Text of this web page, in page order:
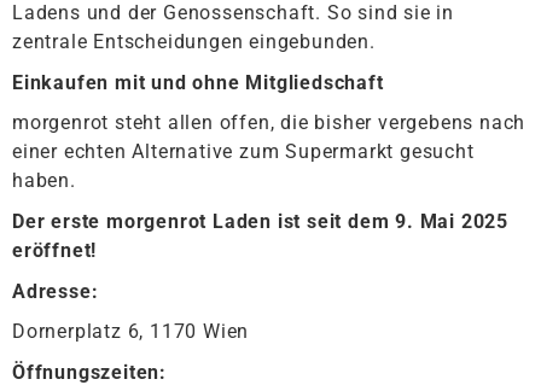
Ladens und der Genossenschaft. So sind sie in
zentrale Entscheidungen eingebunden.
Einkaufen mit und ohne Mitgliedschaft
morgenrot steht allen offen, die bisher vergebens nach
einer echten Alternative zum Supermarkt gesucht
haben.
Der erste morgenrot Laden ist seit dem 9. Mai 2025
eröffnet!
Adresse:
Dornerplatz 6, 1170 Wien
Öffnungszeiten: